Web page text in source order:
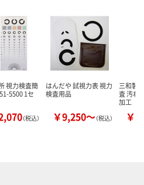
視力検査簡
5500 1セ
（税込）
はんだや 試視力表 視力
検査用品
￥9,250～（税込）
三和製
査 汚れ
加工
￥